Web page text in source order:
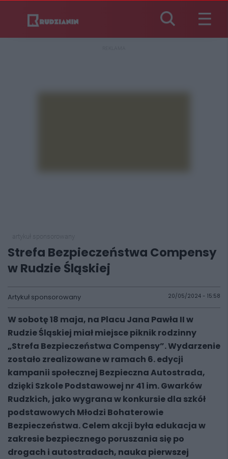
Strefa Bezpieczeństwa Compensy
w Rudzie Śląskiej
Artykuł sponsorowany 20/05/2024 - 15:58
W sobotę 18 maja, na Placu Jana Pawła II w
Rudzie Śląskiej miał miejsce piknik rodzinny
„Strefa Bezpieczeństwa Compensy”. Wydarzenie
zostało zrealizowane w ramach 6. edycji
kampanii społecznej Bezpieczna Autostrada,
dzięki Szkole Podstawowej nr 41 im. Gwarków
Rudzkich, jako wygrana w konkursie dla szkół
podstawowych Młodzi Bohaterowie
Bezpieczeństwa. Celem akcji była edukacja w
zakresie bezpiecznego poruszania się po
drogach i autostradach, nauka pierwszej